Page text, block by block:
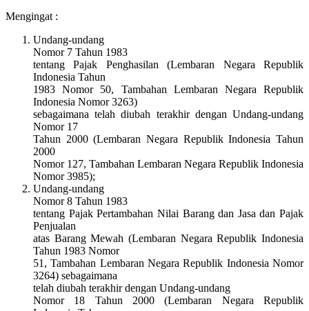
Mengingat :
Undang-undang
Nomor 7 Tahun 1983
tentang Pajak Penghasilan (Lembaran Negara Republik
Indonesia Tahun
1983 Nomor 50, Tambahan Lembaran Negara Republik
Indonesia Nomor 3263)
sebagaimana telah diubah terakhir dengan Undang-undang
Nomor 17
Tahun 2000 (Lembaran Negara Republik Indonesia Tahun
2000
Nomor 127, Tambahan Lembaran Negara Republik Indonesia
Nomor 3985);
Undang-undang
Nomor 8 Tahun 1983
tentang Pajak Pertambahan Nilai Barang dan Jasa dan Pajak
Penjualan
atas Barang Mewah (Lembaran Negara Republik Indonesia
Tahun 1983 Nomor
51, Tambahan Lembaran Negara Republik Indonesia Nomor
3264) sebagaimana
telah diubah terakhir dengan Undang-undang
Nomor 18 Tahun 2000 (Lembaran Negara Republik